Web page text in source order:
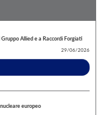
Allied e a Raccordi Forgiati
29/06/2026
europeo